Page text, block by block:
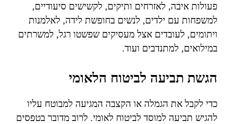
פעולות איבה, לאזרחים ותיקים, לקשישים סיעודיים,
למשפחות עם ילדים, לנשים בחופשת לידה, לאלמנות
ויתומים, לעובדים אצל מעסיקים שפשטו רגל, למשרתים
במילואים, למתנדבים ועוד.
הגשת תביעה לביטוח הלאומי
כדי לקבל את הגמלה או הקצבה המגיעה למבוטח עליו
להגיש תביעה למוסד לביטוח לאומי. לרוב מדובר בטפסים